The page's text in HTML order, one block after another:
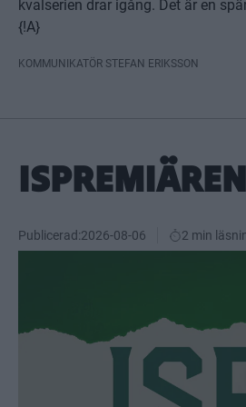
kvalserien drar igång. Det är en
{!A}
KOMMUNIKATÖR STEFAN ERIKSSON
Publicerad:2026-08-06 2 min